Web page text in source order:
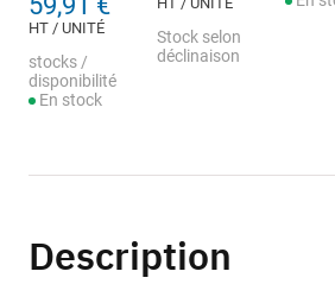
HT / UNITÉ
stocks /
disponibilité
En stock
Stock selon
déclinaison
Description